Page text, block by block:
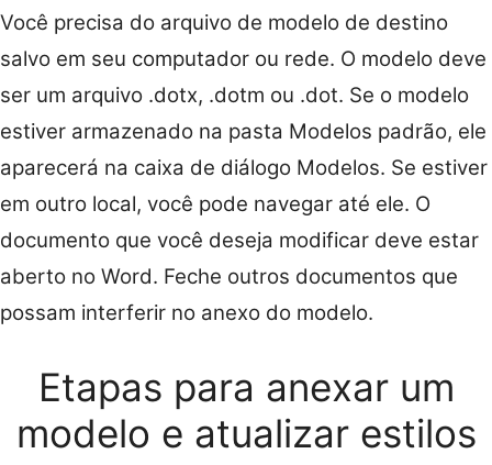
Você precisa do arquivo de modelo de destino
salvo em seu computador ou rede. O modelo deve
ser um arquivo .dotx, .dotm ou .dot. Se o modelo
estiver armazenado na pasta Modelos padrão, ele
aparecerá na caixa de diálogo Modelos. Se estiver
em outro local, você pode navegar até ele. O
documento que você deseja modificar deve estar
aberto no Word. Feche outros documentos que
possam interferir no anexo do modelo.
Etapas para anexar um
modelo e atualizar estilos